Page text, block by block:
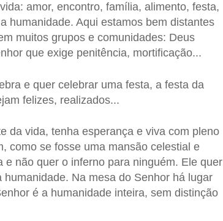
amor, encontro, família, alimento, festa,
humanidade. Aqui estamos bem distantes
muitos grupos e comunidades: Deus
que exige penitência, mortificação...
e quer celebrar uma festa, a festa da
felizes, realizados...
da vida, tenha esperança e viva com pleno
como se fosse uma mansão celestial e
não quer o inferno para ninguém. Ele quer
Na mesa do Senhor há lugar
é a humanidade inteira, sem distinção